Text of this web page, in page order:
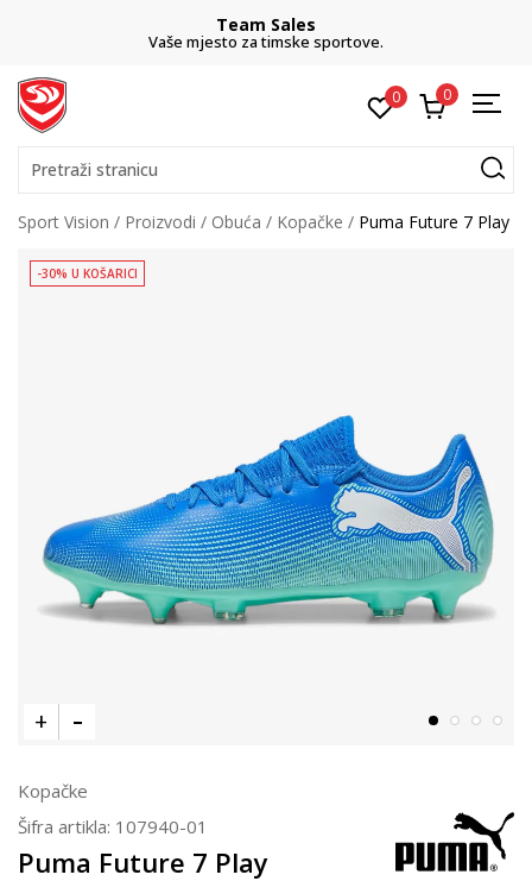
Team Sales
Vaše mjesto za timske sportove.
0 0
Pretraži stranicu
Sport Vision Proizvodi Obuća Kopačke Puma Future 7 Play
-30% U KOŠARICI
Kopačke
Šifra artikla: 107940-01
Puma Future 7 Play